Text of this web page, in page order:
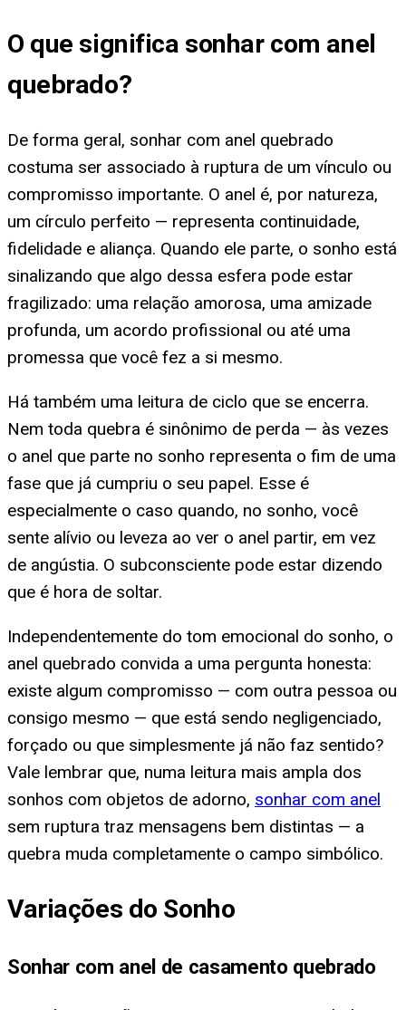
O que significa sonhar com anel
quebrado?
De forma geral, sonhar com anel quebrado
costuma ser associado à ruptura de um vínculo ou
compromisso importante. O anel é, por natureza,
um círculo perfeito — representa continuidade,
fidelidade e aliança. Quando ele parte, o sonho está
sinalizando que algo dessa esfera pode estar
fragilizado: uma relação amorosa, uma amizade
profunda, um acordo profissional ou até uma
promessa que você fez a si mesmo.
Há também uma leitura de ciclo que se encerra.
Nem toda quebra é sinônimo de perda — às vezes
o anel que parte no sonho representa o fim de uma
fase que já cumpriu o seu papel. Esse é
especialmente o caso quando, no sonho, você
sente alívio ou leveza ao ver o anel partir, em vez
de angústia. O subconsciente pode estar dizendo
que é hora de soltar.
Independentemente do tom emocional do sonho, o
anel quebrado convida a uma pergunta honesta:
existe algum compromisso — com outra pessoa ou
consigo mesmo — que está sendo negligenciado,
forçado ou que simplesmente já não faz sentido?
Vale lembrar que, numa leitura mais ampla dos
sonhos com objetos de adorno, sonhar com anel
sem ruptura traz mensagens bem distintas — a
quebra muda completamente o campo simbólico.
Variações do Sonho
Sonhar com anel de casamento quebrado